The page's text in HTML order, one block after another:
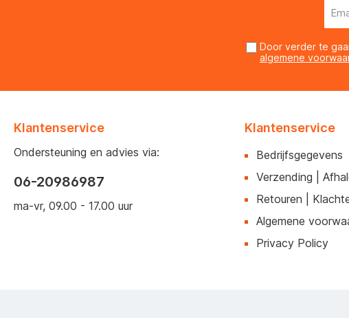
Door verder te
algemene
Klantenservice
Ondersteuning en advies via:
06-20986987
ma-vr, 09.00 - 17.00 uur
Klantenservice
Bedrijfsgegevens
Verzending |
Retouren |
Algemene
Privacy Policy